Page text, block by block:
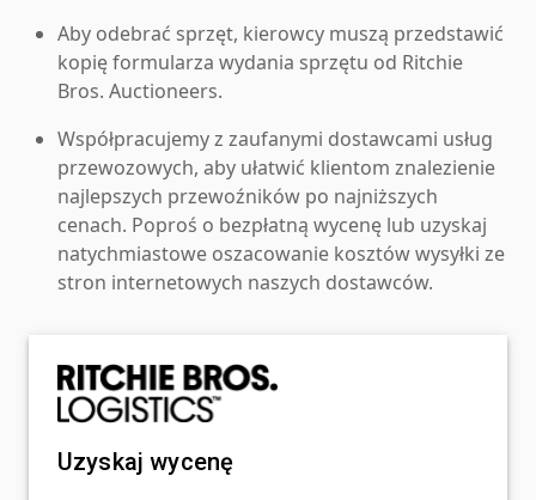
Aby odebrać sprzęt, kierowcy muszą przedstawić
kopię formularza wydania sprzętu od Ritchie
Bros. Auctioneers.
Współpracujemy z zaufanymi dostawcami usług
przewozowych, aby ułatwić klientom znalezienie
najlepszych przewoźników po najniższych
cenach. Poproś o bezpłatną wycenę lub uzyskaj
natychmiastowe oszacowanie kosztów wysyłki ze
stron internetowych naszych dostawców.
Uzyskaj wycenę